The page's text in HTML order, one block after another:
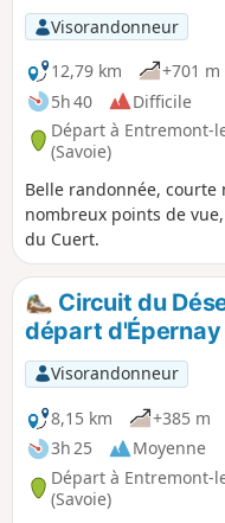
Visorandonneur
12,79 km
+701 m
5h 40
Difficile
Départ à Entremont-
(Savoie)
Belle randonnée,
nombreux points de
du Cuert.
Circuit du
départ d'Épernay
Visorandonneur
8,15 km
+385 m
3h 25
Moyenne
Départ à Entremont-
(Savoie)